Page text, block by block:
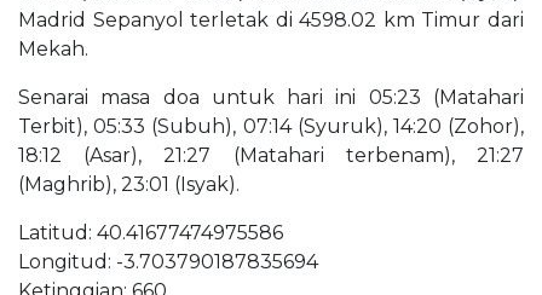
Madrid Sepanyol terletak di 4598.02 km Timur dari
Mekah.
Senarai masa doa untuk hari ini 05:23 (Matahari
Terbit), 05:33 (Subuh), 07:14 (Syuruk), 14:20 (Zohor),
18:12 (Asar), 21:27 (Matahari terbenam), 21:27
(Maghrib), 23:01 (Isyak).
Latitud: 40.41677474975586
Longitud: -3.703790187835694